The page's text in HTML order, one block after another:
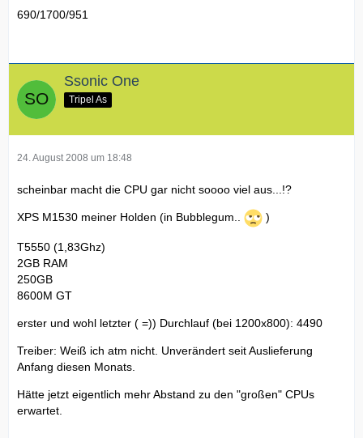
690/1700/951
Ssonic One
Tripel As
24. August 2008 um 18:48
scheinbar macht die CPU gar nicht soooo viel aus...!?
XPS M1530 meiner Holden (in Bubblegum.. )
T5550 (1,83Ghz)
2GB RAM
250GB
8600M GT
erster und wohl letzter ( =)) Durchlauf (bei 1200x800): 4490
Treiber: Weiß ich atm nicht. Unverändert seit Auslieferung
Anfang diesen Monats.
Hätte jetzt eigentlich mehr Abstand zu den "großen" CPUs
erwartet.